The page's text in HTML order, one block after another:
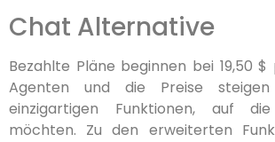
Chat Alternative
Bezahlte Pläne beginnen bei 19,50
Agenten und die Preise
einzigartigen Funktionen, auf
möchten. Zu den erweiterten